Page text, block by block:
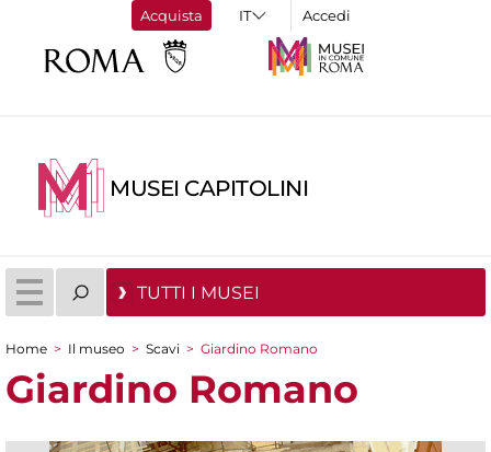
Acquista Accedi
MUSEI CAPITOLINI
TUTTI I MUSEI
Tu sei qui
Home > Il museo > Scavi > Giardino Romano
Giardino Romano